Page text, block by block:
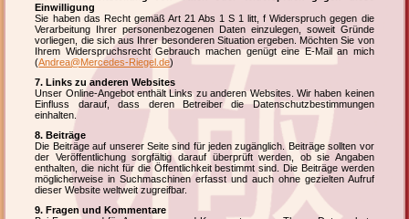
Einwilligung
Sie haben das Recht gemäß Art 21 Abs 1 S 1 litt, f Widerspruch gegen die
Verarbeitung Ihrer personenbezogenen Daten einzulegen, soweit Gründe
vorliegen, die sich aus Ihrer besonderen Situation ergeben. Möchten Sie von
Ihrem Widerspruchsrecht Gebrauch machen genügt eine E-Mail an mich
(Andrea@Mercedes-Riegel.de)
7. Links zu anderen Websites
Unser Online-Angebot enthält Links zu anderen Websites. Wir haben keinen
Einfluss darauf, dass deren Betreiber die Datenschutzbestimmungen
einhalten.
8. Beiträge
Die Beiträge auf unserer Seite sind für jeden zugänglich. Beiträge sollten vor
der Veröffentlichung sorgfältig darauf überprüft werden, ob sie Angaben
enthalten, die nicht für die Öffentlichkeit bestimmt sind. Die Beiträge werden
möglicherweise in Suchmaschinen erfasst und auch ohne gezielten Aufruf
dieser Website weltweit zugreifbar.
9. Fragen und Kommentare